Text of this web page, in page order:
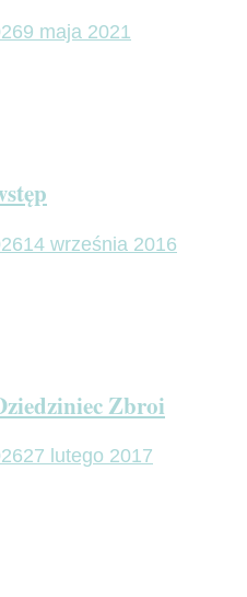
9 maja 2021
14 września 2016
Zbroi
27 lutego 2017